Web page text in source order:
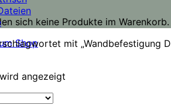
sich keine Produkte im Warenkorb.
Shop
mit „Wandbefestigung
angezeigt